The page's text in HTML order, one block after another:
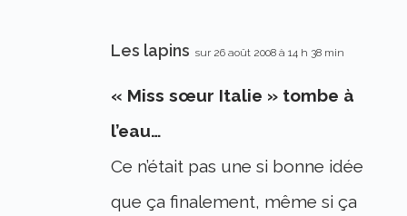
Les lapins sur 26 août 2008 à 14 h 38 min
« Miss sœur Italie » tombe à
l’eau…
Ce n’était pas une si bonne idée
que ça finalement, même si ça